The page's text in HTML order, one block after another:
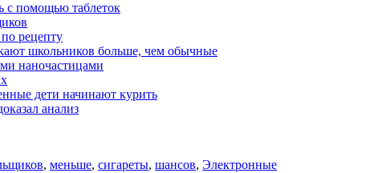
с помощью таблеток
рецепту
школьников больше, чем обычные
наночастицами
дети начинают курить
анализ
, меньше, сигареты, шансов, Электронные